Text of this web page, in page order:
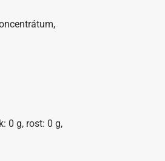
0 g, rost: 0 g,